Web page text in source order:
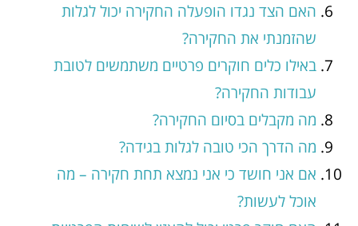
האם הצד נגדו הופעלה החקירה יכול לגלות
שהזמנתי את החקירה?
באילו כלים חוקרים פרטיים משתמשים לטובת
עבודות החקירה?
מה מקבלים בסיום החקירה?
מה הדרך הכי טובה לגלות בגידה?
אם אני חושד כי אני נמצא תחת חקירה – מה
אוכל לעשות?